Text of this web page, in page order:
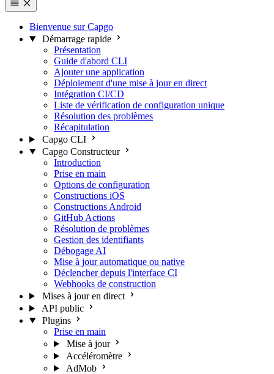
Bienvenue sur Capgo
Démarrage rapide
Présentation
Guide d'abord CLI
Ajouter une application
Déploiement d'une mise à jour en direct
Intégration CI/CD
Liste de vérification de configuration unique
Résolution des problèmes
Récapitulation
Capgo CLI
Capgo Constructeur
Introduction
Prise en main
Options de configuration
Constructions iOS
Constructions Android
GitHub Actions
Résolution de problèmes
Gestion des identifiants
Débogage AI
Mise à jour automatique ou native
Déclencher depuis l'interface CI
Webhooks de construction
Mises à jour en direct
API public
Plugins
Prise en main
Mise à jour
Accéléromètre
AdMob